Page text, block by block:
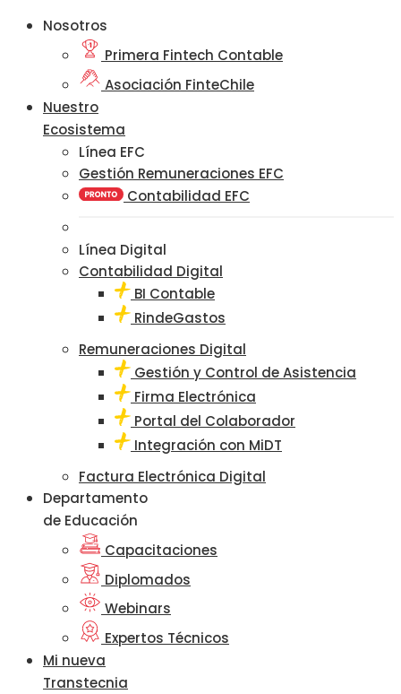
Nosotros
Primera Fintech Contable
Asociación FinteChile
Nuestro
Ecosistema
Línea EFC
Gestión Remuneraciones EFC
Contabilidad EFC
Línea Digital
Contabilidad Digital
BI Contable
RindeGastos
Remuneraciones Digital
Gestión y Control de Asistencia
Firma Electrónica
Portal del Colaborador
Integración con MiDT
Factura Electrónica Digital
Departamento
de Educación
Capacitaciones
Diplomados
Webinars
Expertos Técnicos
Mi nueva
Transtecnia